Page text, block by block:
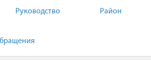
Руководство Район